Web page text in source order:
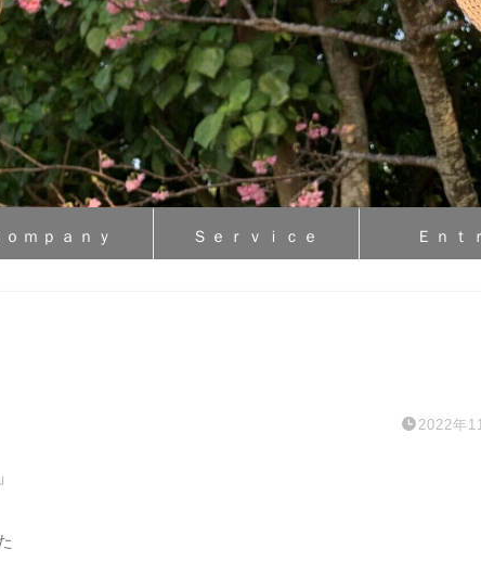
ｏｍｐａｎｙ Ｓｅｒｖｉｃｅ Ｅｎｔ
2022年